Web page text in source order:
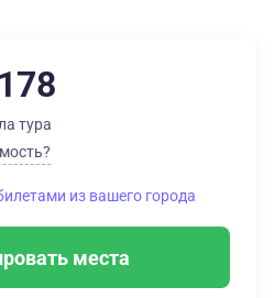
тура
из вашего города
места